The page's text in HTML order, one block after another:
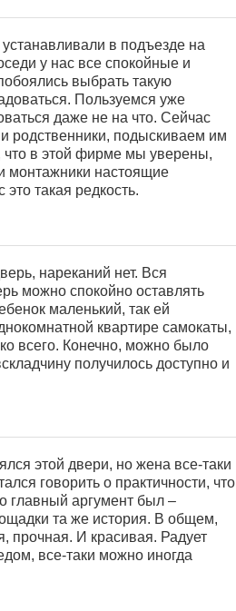
в подъезде на
у нас все спокойные и
выбрать такую
Пользуемся уже
даже не на что. Сейчас
родственники, подыскиваем им
что в этой фирме мы уверены,
монтажники настоящие
такая редкость.
нареканий нет. Вся
можно спокойно оставлять
маленький, так ей
квартире самокаты,
всего. Конечно, можно было
получилось доступно и
этой двери, но жена все-таки
говорить о практичности, что
главный аргумент был –
та же история. В общем,
прочная. И красивая. Радует
все-таки можно иногда